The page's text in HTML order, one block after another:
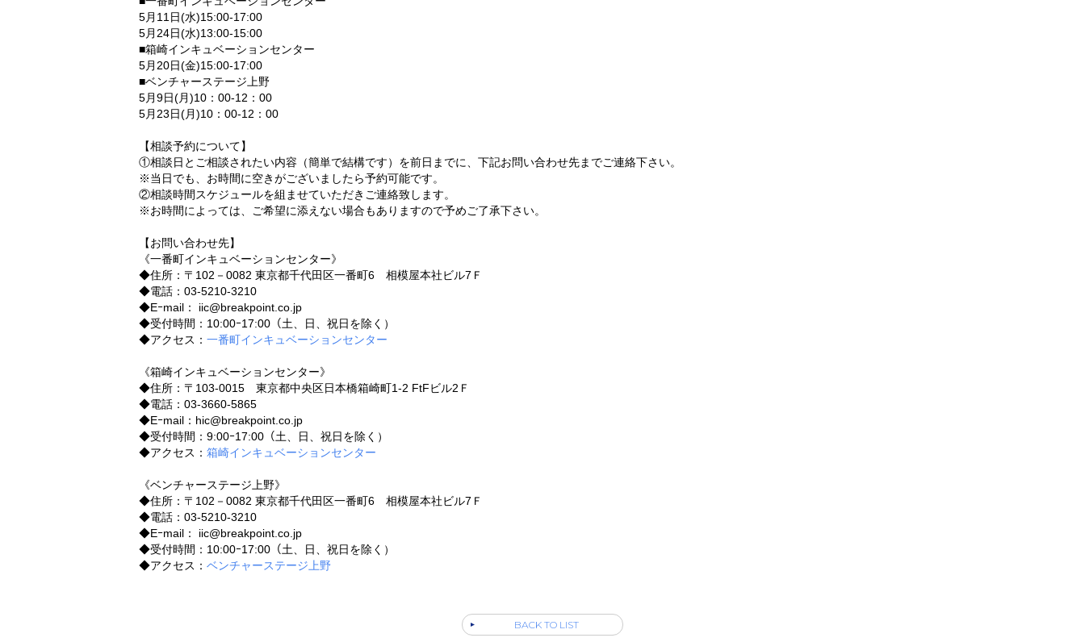
5月11日(水)15:00-17:00
5月24日(水)13:00-15:00
■箱崎インキュベーションセンター
5月20日(金)15:00-17:00
■ベンチャーステージ上野
5月9日(月)10：00-12：00
5月23日(月)10：00-12：00
【相談予約について】
①相談日とご相談されたい内容（簡単で結構です）を前日までに、下記お問い合わせ先までご連絡下さい。
※当日でも、お時間に空きがございましたら予約可能です。
②相談時間スケジュールを組ませていただきご連絡致します。
※お時間によっては、ご希望に添えない場合もありますので予めご了承下さい。
【お問い合わせ先】
《一番町インキュベーションセンター》
◆住所：〒102－0082 東京都千代田区一番町6 相模屋本社ビル7Ｆ
◆電話：03-5210-3210
◆Eｰmail： iic@breakpoint.co.jp
◆受付時間：10:00ｰ17:00（土、日、祝日を除く）
◆アクセス： 一番町インキュベーションセンター
《箱崎インキュベーションセンター》
◆住所：〒103-0015 東京都中央区日本橋箱崎町1-2 FtFビル2Ｆ
◆電話：03-3660-5865
◆Eｰmail：hic@breakpoint.co.jp
◆受付時間：9:00ｰ17:00（土、日、祝日を除く）
◆アクセス： 箱崎インキュベーションセンター
《ベンチャーステージ上野》
◆住所：〒102－0082 東京都千代田区一番町6 相模屋本社ビル7Ｆ
◆電話：03-5210-3210
◆Eｰmail： iic@breakpoint.co.jp
◆受付時間：10:00ｰ17:00（土、日、祝日を除く）
◆アクセス： ベンチャーステージ上野
BACK TO LIST